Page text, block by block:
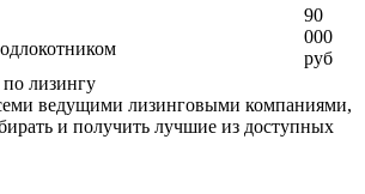
90
000
руб
по лизингу
ведущими лизинговыми компаниями,
и получить лучшие из доступных